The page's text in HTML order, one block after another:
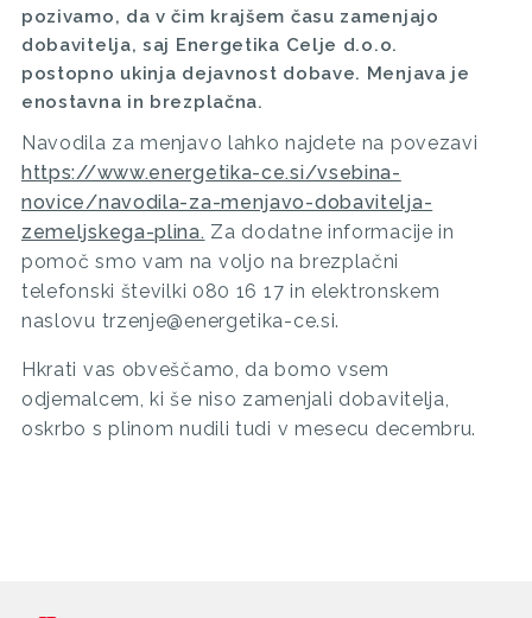
pozivamo, da v čim krajšem času zamenjajo
dobavitelja, saj Energetika Celje d.o.o.
postopno ukinja dejavnost dobave. Menjava je
enostavna in brezplačna.
Navodila za menjavo lahko najdete na povezavi
https://www.energetika-ce.si/vsebina-
novice/navodila-za-menjavo-dobavitelja-
zemeljskega-plina. Za dodatne informacije in
pomoč smo vam na voljo na brezplačni
telefonski številki 080 16 17 in elektronskem
naslovu trzenje@energetika-ce.si.
Hkrati vas obveščamo, da bomo vsem
odjemalcem, ki še niso zamenjali dobavitelja,
oskrbo s plinom nudili tudi v mesecu decembru.